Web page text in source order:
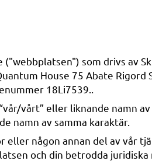
som drivs av
House 75 Abate Rigord
18Li7539..
vårt” eller liknande namn
namn av samma karaktär.
någon annan del av vår
och din betrodda juridiska